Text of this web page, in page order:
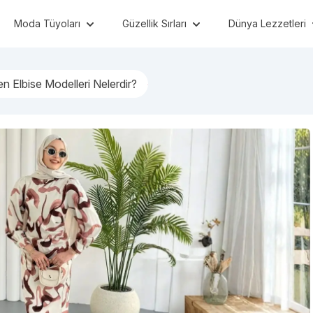
Moda Tüyoları Güzellik Sırları Dünya Lezzetleri
Elbise Modelleri Nelerdir?